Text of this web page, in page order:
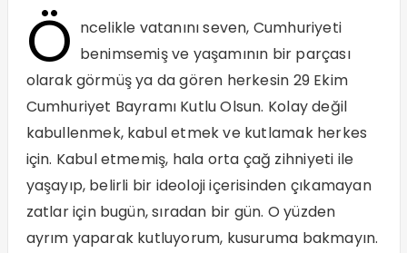
Ö ncelikle vatanını seven, Cumhuriyeti
benimsemiş ve yaşamının bir parçası
olarak görmüş ya da gören herkesin 29 Ekim
Cumhuriyet Bayramı Kutlu Olsun. Kolay değil
kabullenmek, kabul etmek ve kutlamak herkes
için. Kabul etmemiş, hala orta çağ zihniyeti ile
yaşayıp, belirli bir ideoloji içerisinden çıkamayan
zatlar için bugün, sıradan bir gün. O yüzden
ayrım yaparak kutluyorum, kusuruma bakmayın.